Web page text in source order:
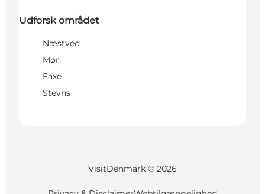
Udforsk området
Næstved
Møn
Faxe
Stevns
VisitDenmark © 2026